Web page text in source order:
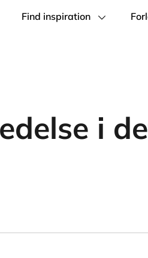
Find inspiration
i